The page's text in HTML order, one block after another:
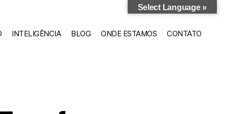
INTELIGÊNCIA BLOG ONDE ESTAMOS CONTATO
Select Language »